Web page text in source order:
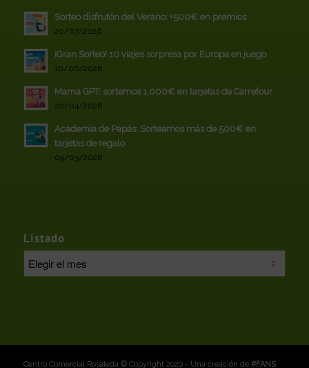
Sorteo disfrutón del Verano: +500€ en premios
20/07/2026
¡Gran Sorteo! 10 viajes sorpresa por Europa en juego
10/06/2026
Mamá GPT: sortemos 1.000€ en tarjetas de Carrefour
20/04/2026
Academia de Papás: Sorteamos más de 500€ en
tarjetas de regalo
09/03/2026
Listado
Centro Comercial Rosaleda © Copyright 2020 - Una creación de #FANS